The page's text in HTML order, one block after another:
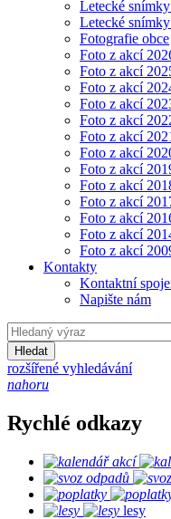
Letecké
Letecké
Fotografie obce
Foto z akcí
Foto z akcí
Foto z akcí
Foto z akcí
Foto z akcí
Foto z akcí
Foto z akcí
Foto z akcí
Foto z akcí
Foto z akcí
Foto z akcí
Foto z akcí
Foto z akcí
Kontakty
Kontaktní
Napište nám
Hledat
rozšířené vyhledávání
nahoru
Rychlé odkazy
lesy